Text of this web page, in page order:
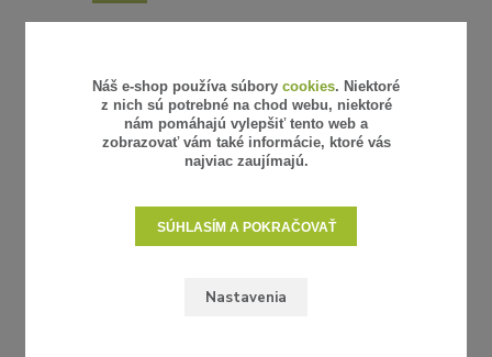
Náš e-shop používa súbory cookies. Niektoré
z nich sú potrebné na chod webu, niektoré
nám pomáhajú vylepšiť tento web a
zobrazovať vám také informácie, ktoré vás
najviac zaujímajú.
Nastavenia
SÚHLASÍM A POKRAČOVAŤ